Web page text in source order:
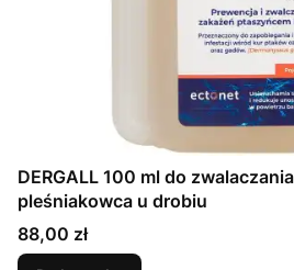
DERGALL 100 ml do
pleśniakowca u drobiu
Cena
88,00 zł